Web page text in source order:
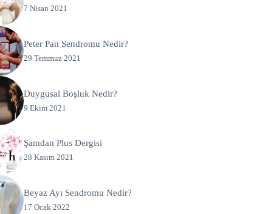
7 Nisan 2021
Peter Pan Sendromu Nedir?
29 Temmuz 2021
Duygusal Boşluk Nedir?
9 Ekim 2021
Şamdan Plus Dergisi
28 Kasım 2021
Beyaz Ayı Sendromu Nedir?
17 Ocak 2022